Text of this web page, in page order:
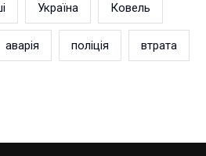
Україна Ковель
аварія поліція втрата